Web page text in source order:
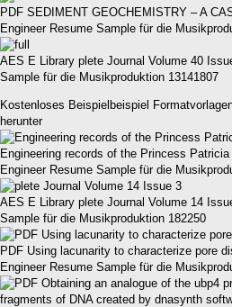
PDF SEDIMENT GEOCHEMISTRY – A
Engineer Resume Sample für die
AES E Library plete Journal Volume 40
Sample für die Musikproduktion 13141807
Kostenloses Beispielbeispiel
herunter
Engineering records of the Princess
Engineer Resume Sample für die
AES E Library plete Journal Volume 14
Sample für die Musikproduktion 182250
PDF Using lacunarity to characterize pore
Engineer Resume Sample für die